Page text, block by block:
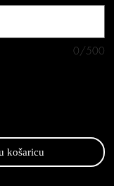
0/500
košaricu